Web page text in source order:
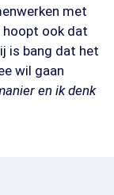
met
hoopt ook dat
is bang dat het
wil gaan
en ik denk